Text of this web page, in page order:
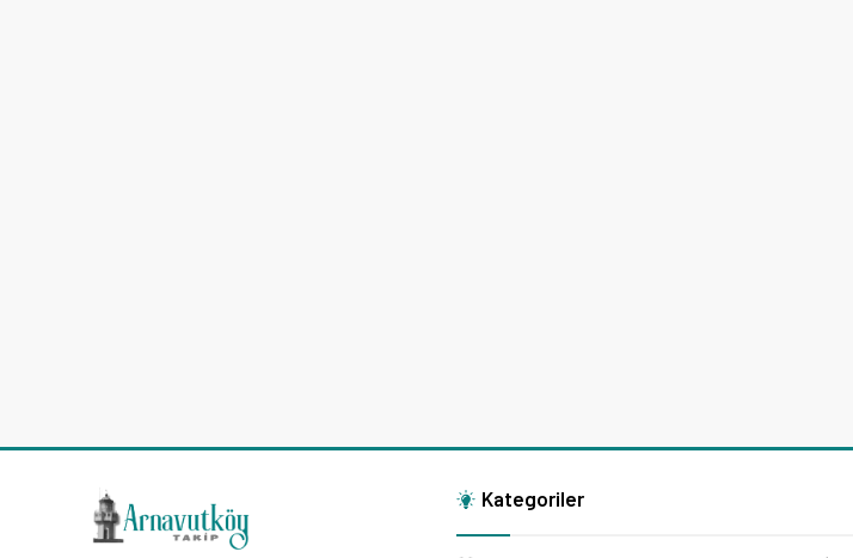
Kategoriler